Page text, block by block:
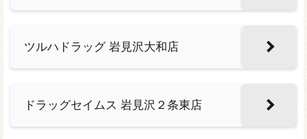
ツルハドラッグ 岩見沢大和店
ドラッグセイムス 岩見沢２条東店